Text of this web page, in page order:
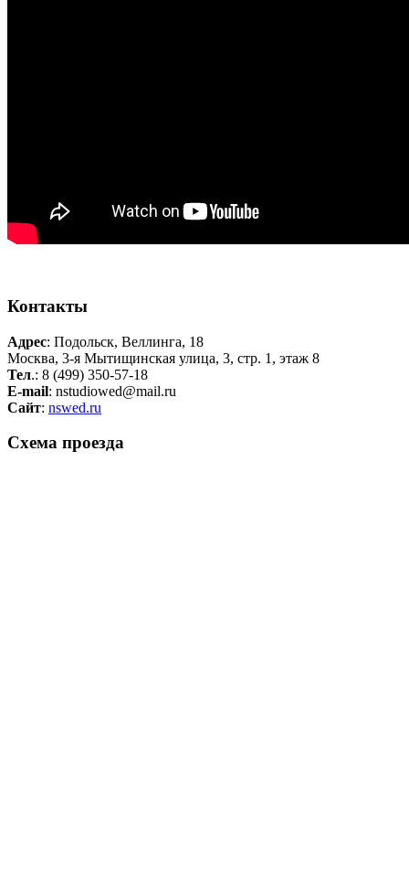
Контакты
Адрес: Подольск, Веллинга, 18
Москва, 3-я Мытищинская улица, 3, стр. 1, этаж 8
Тел.: 8 (499) 350-57-18
E-mail: nstudiowed@mail.ru
Сайт: nswed.ru
Схема проезда